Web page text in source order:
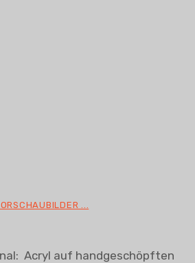
...
Acryl auf handgeschöpften